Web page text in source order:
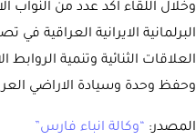
وخلال اللقاء اكد عدد من
البرلمانية الايرانية العراقية
العلاقات الثنائية وتنمية
وحفظ وحدة وسيادة الاراضي
المصدر: “وكالة انباء فارس”